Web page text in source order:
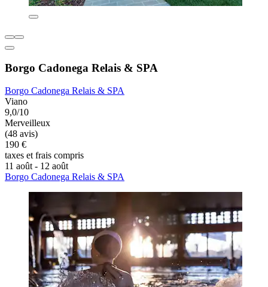
Borgo Cadonega Relais & SPA
Borgo Cadonega Relais & SPA
Viano
9,0/10
Merveilleux
(48 avis)
190 €
taxes et frais compris
11 août - 12 août
Borgo Cadonega Relais & SPA